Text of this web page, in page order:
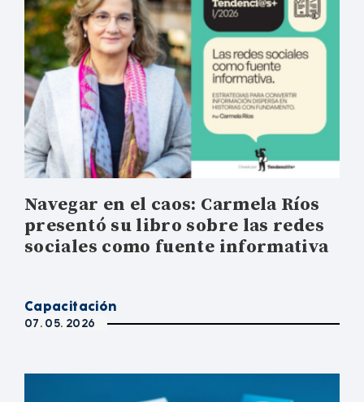
Navegar en el caos: Carmela Ríos
presentó su libro sobre las redes
sociales como fuente informativa
Capacitación
07. 05. 2026